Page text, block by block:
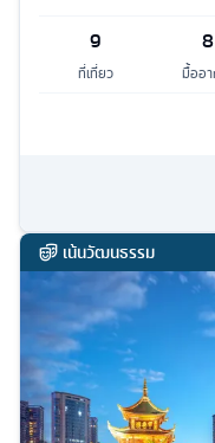
9
ที่เที่ยว
8
มื้ออา
เน้นวัฒนธรรม